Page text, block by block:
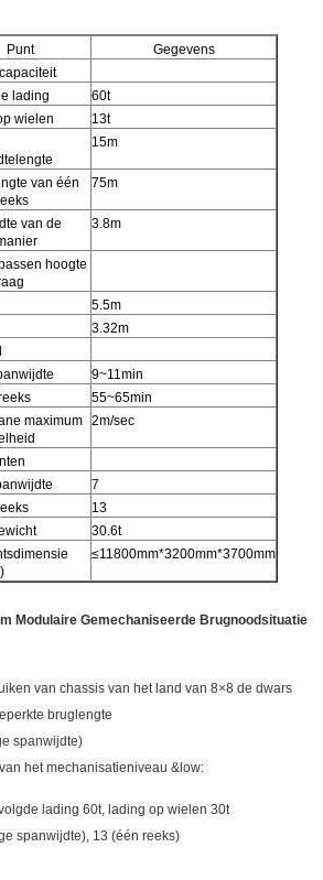
Punt
Gegevens
lading
60t
wielen
13t
15m
van één
75m
van de
3.8m
hoogte
5.5m
3.32m
9~11min
55~65min
maximum 2m/sec
7
13
30.6t
≤11800mm*3200mm*3700mm
Modulaire Gemechaniseerde Brugnoodsituatie
van chassis van het land van 8×8 de dwars
bruglengte
spanwijdte)
het mechanisatieniveau &low:
lading 60t, lading op wielen 30t
spanwijdte), 13 (één reeks)